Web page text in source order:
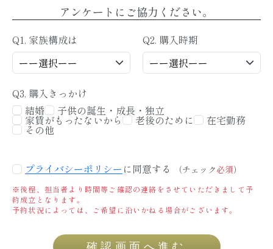
アンケートにご協力ください。
Q1. 家族構成は Q2. 購入時期
Q3. 購入きっかけ
結婚
子供の誕生・成長・独立
家賃がもったないから 老後のために 在宅勤務
その他
プライバシーポリシー に同意する （チェック必須）
※後程、担当者より時間等ご確認の連絡をさせていただきまして予
約成立となります。
予約状況によっては、ご希望に沿いかねる場合がございます。